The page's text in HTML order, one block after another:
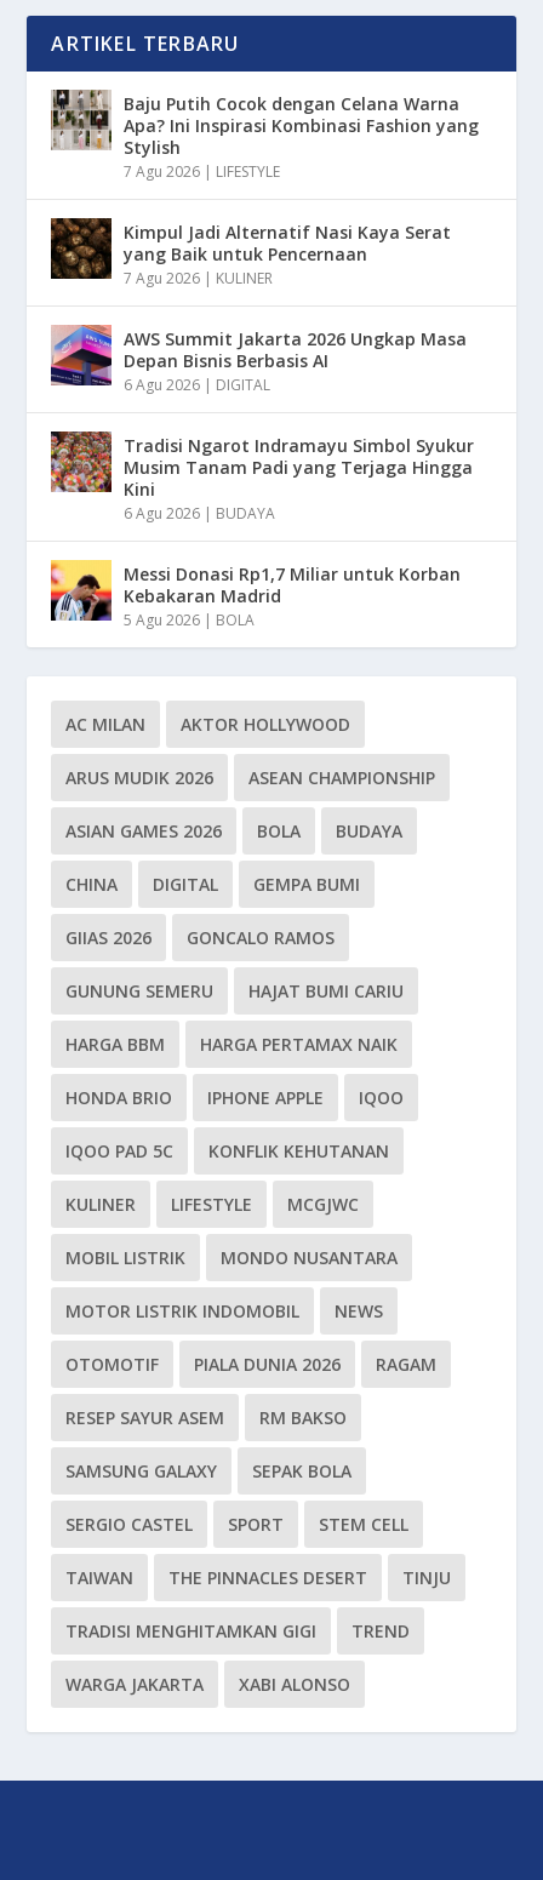
ARTIKEL TERBARU
Baju Putih Cocok dengan Celana Warna
Apa? Ini Inspirasi Kombinasi Fashion yang
Stylish
7 Agu 2026 | LIFESTYLE
Kimpul Jadi Alternatif Nasi Kaya Serat
yang Baik untuk Pencernaan
7 Agu 2026 | KULINER
AWS Summit Jakarta 2026 Ungkap Masa
Depan Bisnis Berbasis AI
6 Agu 2026 | DIGITAL
Tradisi Ngarot Indramayu Simbol Syukur
Musim Tanam Padi yang Terjaga Hingga
Kini
6 Agu 2026 | BUDAYA
Messi Donasi Rp1,7 Miliar untuk Korban
Kebakaran Madrid
5 Agu 2026 | BOLA
AC MILAN AKTOR HOLLYWOOD
ARUS MUDIK 2026 ASEAN CHAMPIONSHIP
ASIAN GAMES 2026 BOLA BUDAYA
CHINA DIGITAL GEMPA BUMI
GIIAS 2026 GONCALO RAMOS
GUNUNG SEMERU HAJAT BUMI CARIU
HARGA BBM HARGA PERTAMAX NAIK
HONDA BRIO IPHONE APPLE IQOO
IQOO PAD 5C KONFLIK KEHUTANAN
KULINER LIFESTYLE MCGJWC
MOBIL LISTRIK MONDO NUSANTARA
MOTOR LISTRIK INDOMOBIL NEWS
OTOMOTIF PIALA DUNIA 2026 RAGAM
RESEP SAYUR ASEM RM BAKSO
SAMSUNG GALAXY SEPAK BOLA
SERGIO CASTEL SPORT STEM CELL
TAIWAN THE PINNACLES DESERT TINJU
TRADISI MENGHITAMKAN GIGI TREND
WARGA JAKARTA XABI ALONSO